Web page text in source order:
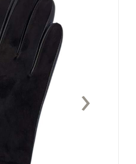
›